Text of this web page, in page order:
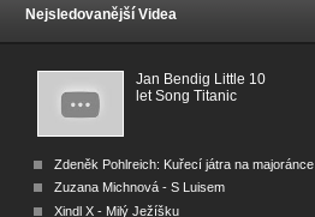
Nejsledovanější Videa
Jan Bendig Little 10
let Song Titanic
Zdeněk Pohlreich: Kuřecí játra na majoránce
Zuzana Michnová - S Luisem
Xindl X - Milý Ježíšku